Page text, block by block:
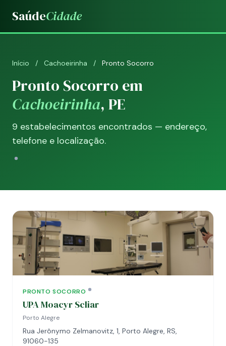
SaúdeCidade
Início / Cachoeirinha / Pronto Socorro
Pronto Socorro em
Cachoeirinha, PE
9 estabelecimentos encontrados — endereço,
telefone e localização.
PRONTO SOCORRO
UPA Moacyr Scliar
Porto Alegre
Rua Jerônymo Zelmanovitz, 1, Porto Alegre, RS,
91060-135